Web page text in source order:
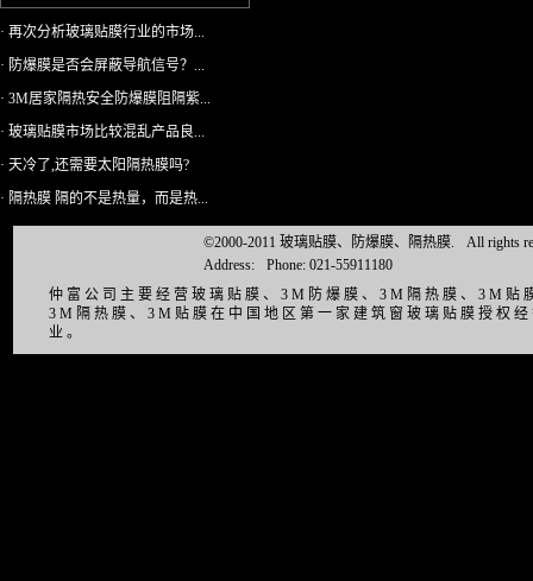
· 再次分析玻璃贴膜行业的市场...
· 防爆膜是否会屏蔽导航信号？...
· 3M居家隔热安全防爆膜阻隔紫...
· 玻璃贴膜市场比较混乱产品良...
· 天冷了,还需要太阳隔热膜吗?
· 隔热膜 隔的不是热量，而是热...
©2000-2011 玻璃贴膜、防爆膜、隔热膜.
All rights
Address:
Phone: 021-55911180
仲富公司主要经营玻璃贴膜、3M防爆膜、3M隔热膜、3M
3M隔热膜、3M贴膜在中国地区第一家建筑窗玻璃贴膜授权
业。